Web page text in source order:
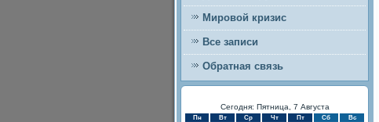
Мировой кризис
Все записи
Обратная связь
Сегодня: Пятница, 7 Августа
Пн Вт Ср Чт Пт Сб Вс